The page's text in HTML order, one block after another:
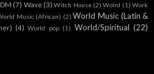
(7) Wave (3) Witch House (2) Wolrd (1) Work
Music (African) (2) World Music (Latin &
(4) World pop (1) World/Spiritual (22)